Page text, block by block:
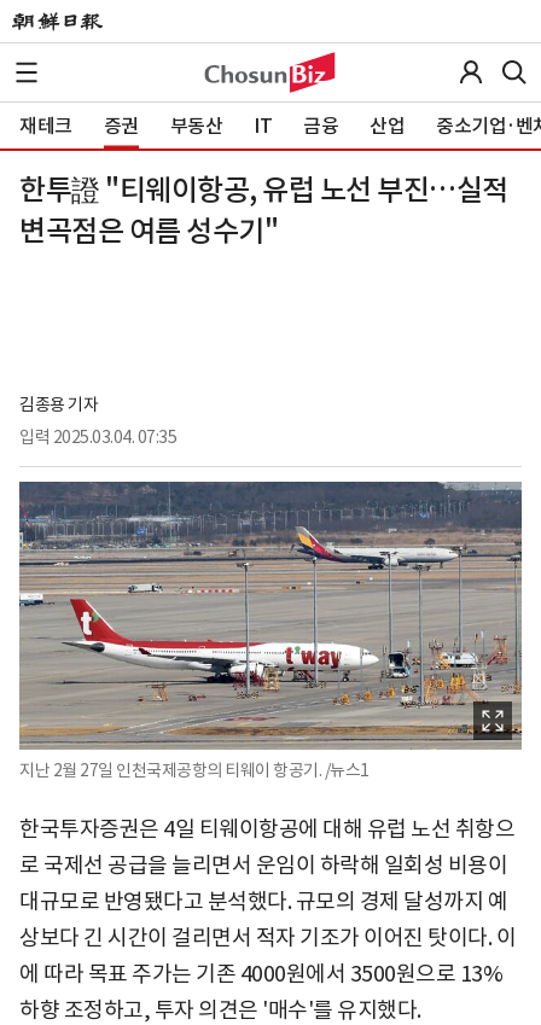
재테크 증권 부동산 IT 금융 산업 중소기업·벤
한투證 "티웨이항공, 유럽 노선 부진…실적
변곡점은 여름 성수기"
김종용 기자
입력 2025.03.04. 07:35
지난 2월 27일 인천국제공항의 티웨이 항공기. /뉴스1
한국투자증권은 4일 티웨이항공에 대해 유럽 노선 취항으
로 국제선 공급을 늘리면서 운임이 하락해 일회성 비용이
대규모로 반영됐다고 분석했다. 규모의 경제 달성까지 예
상보다 긴 시간이 걸리면서 적자 기조가 이어진 탓이다. 이
에 따라 목표 주가는 기존 4000원에서 3500원으로 13%
하향 조정하고, 투자 의견은 '매수'를 유지했다.